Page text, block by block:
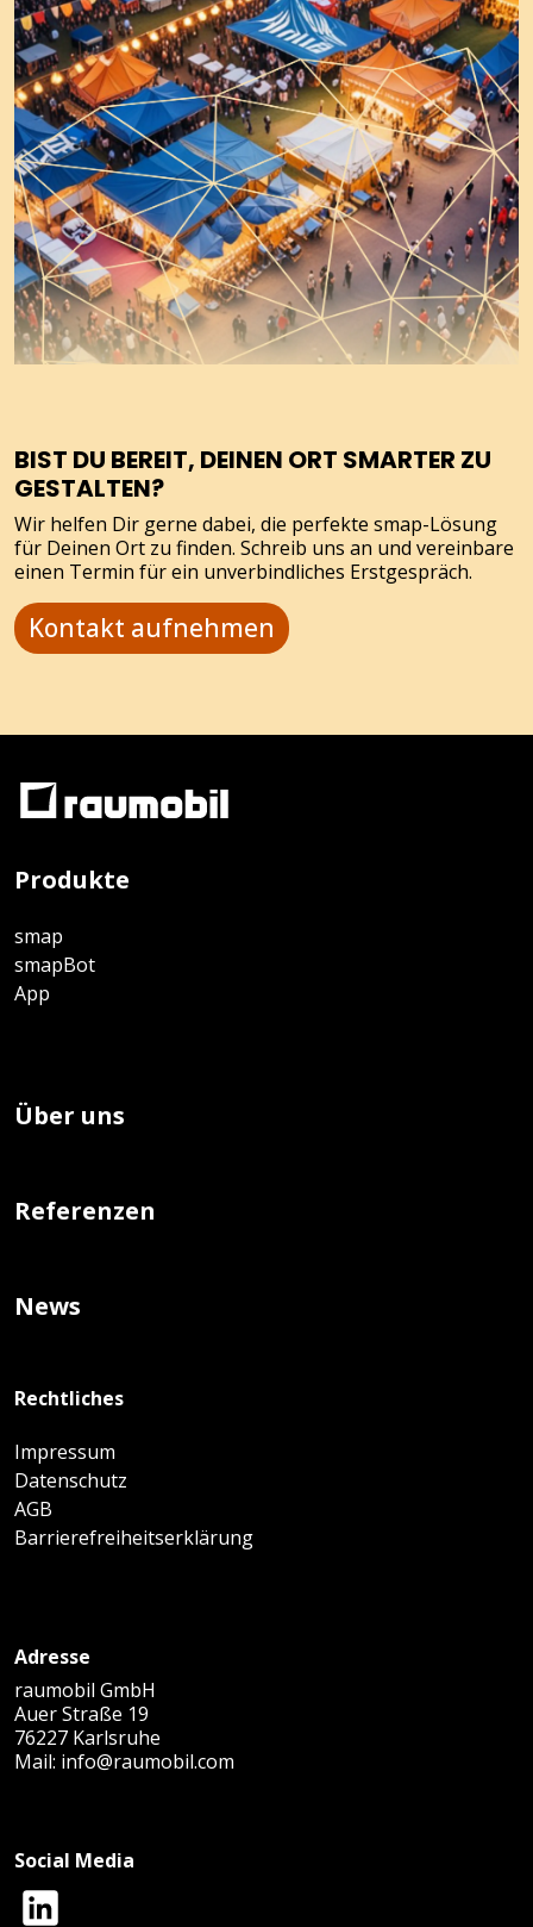
BIST DU BEREIT, DEINEN ORT SMARTER ZU
GESTALTEN?
Wir helfen Dir gerne dabei, die perfekte smap-Lösung
für Deinen Ort zu finden. Schreib uns an und vereinbare
einen Termin für ein unverbindliches Erstgespräch.
Kontakt aufnehmen
Produkte
smap
smapBot
App
Über uns
Referenzen
News
Rechtliches
Impressum
Datenschutz
AGB
Barrierefreiheitserklärung
Adresse
raumobil GmbH
Auer Straße 19
76227 Karlsruhe
Mail: info@raumobil.com
Social Media